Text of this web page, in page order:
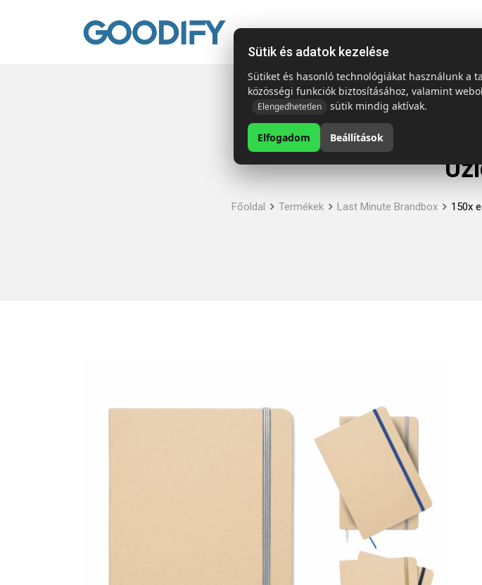
Kezdőlap Termékek Emblémázás
Főoldal Termékek Last Minute Brandbox 150x
Sütik és adatok kezelése
Sütiket és hasonló technológiákat használunk a
közösségi funkciók biztosításához, valamint
Elengedhetetlen sütik mindig aktívak.
Elfogadom Beállítások